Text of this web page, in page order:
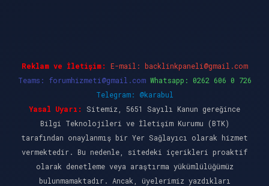
Reklam ve İletişim: E-mail: backlinkpaneli@gmail.com
Teams: forumhizmeti@gmail.com Whatsapp: 0262 606 0 726
Telegram: @karabul
Yasal Uyarı:
Sitemiz, 5651 Sayılı Kanun gereğince
Bilgi Teknolojileri ve İletişim Kurumu (BTK)
tarafından onaylanmış bir Yer Sağlayıcı olarak hizmet
vermektedir. Bu nedenle, sitedeki içerikleri proaktif
olarak denetleme veya araştırma yükümlülüğümüz
bulunmamaktadır. Ancak, üyelerimiz yazdıkları